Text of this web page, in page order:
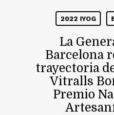
2022 IYOG
La
Barcelona
trayectoria
Vitralls
Premio